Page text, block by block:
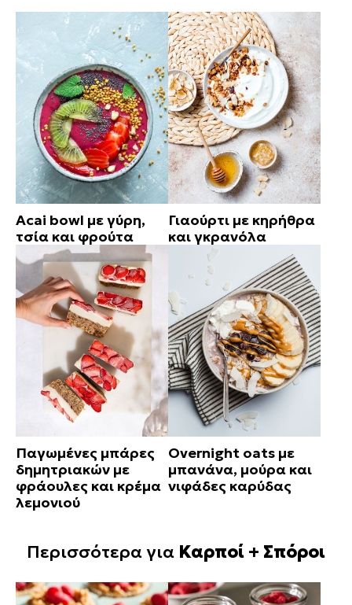
Acai bowl με γύρη,
τσία και φρούτα
Γιαούρτι με κηρήθρα
και γκρανόλα
Παγωμένες μπάρες
δημητριακών με
φράουλες και κρέμα
λεμονιού
Overnight oats με
μπανάνα, μούρα και
νιφάδες καρύδας
Περισσότερα για Καρποί + Σπόροι